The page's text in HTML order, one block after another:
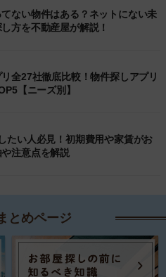
ない物件はある？ネットにない未
方を不動産屋が解説！
全27社徹底比較！物件探しアプリ
【ニーズ別】
たい人必見！初期費用や家賃がお
注意点を解説
とめページ